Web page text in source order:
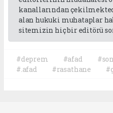
kanallarından
alan hukuki muhataplar
sitemizin hiç bir editörü
#deprem #afad
#.afad
#rasathane